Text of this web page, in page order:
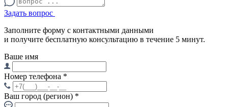
Задать вопрос
Заполните форму с контактными данными
и получите бесплатную консультацию в течение 5 минут.
Ваше имя
Номер телефона *
Ваш город (регион) *